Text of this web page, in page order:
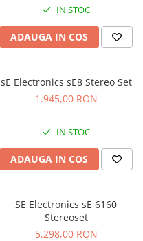
IN STOC
ADAUGA IN COS
sE Electronics sE8 Stereo Set
1.945,00 RON
IN STOC
ADAUGA IN COS
SE Electronics sE 6160
Stereoset
5.298,00 RON